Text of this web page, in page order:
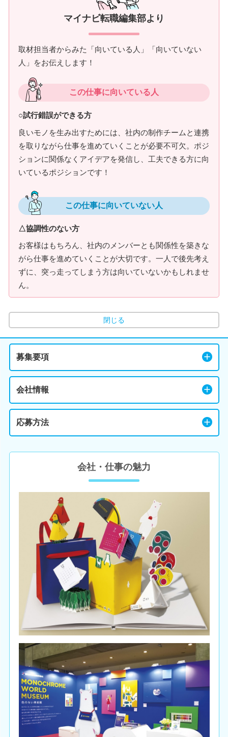
マイナビ転職編集部より
取材担当者からみた「向いている人」「向いていない
人」をお伝えします！
この仕事に向いている人
○試行錯誤ができる方
良いモノを生み出すためには、社内の制作チームと連携
を取りながら仕事を進めていくことが必要不可欠。ポジ
ションに関係なくアイデアを発信し、工夫できる方に向
いているポジションです！
この仕事に向いていない人
△協調性のない方
お客様はもちろん、社内のメンバーとも関係性を築きな
がら仕事を進めていくことが大切です。一人で後先考え
ずに、突っ走ってしまう方は向いていないかもしれませ
ん。
閉じる
募集要項
会社情報
応募方法
会社・仕事の魅力